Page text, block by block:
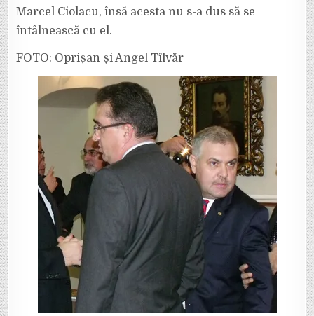
Marcel Ciolacu, însă acesta nu s-a dus să se
întâlnească cu el.
FOTO: Oprișan și Angel Tîlvăr